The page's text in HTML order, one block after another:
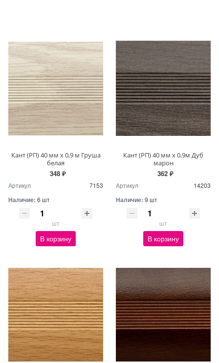
Кант (РП) 40 мм х 0,9 м Груша
белая
348 ₽
Артикул 7153
Наличие: 6 шт
шт
В корзину
Кант (РП) 40 мм х 0,9м Дуб
марон
362 ₽
Артикул 14203
Наличие: 9 шт
шт
В корзину